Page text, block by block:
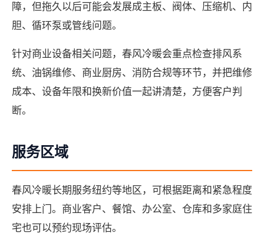
障，但拖久以后可能会发展成主板、阀体、压缩机、内
胆、循环泵或管线问题。
针对商业设备相关问题，春风冷暖会重点检查排风系
统、油锅维修、商业厨房、消防合规等环节，并把维修
成本、设备年限和换新价值一起讲清楚，方便客户判
断。
服务区域
春风冷暖长期服务纽约等地区，可根据距离和紧急程度
安排上门。商业客户、餐馆、办公室、仓库和多家庭住
宅也可以预约现场评估。